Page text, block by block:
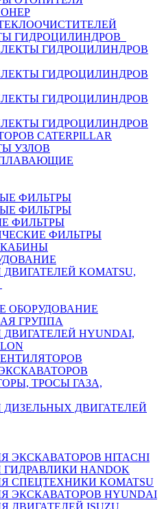
ГИДРОЦИЛИНДРОВ
ГИДРОЦИЛИНДРОВ
ГИДРОЦИЛИНДРОВ
ГИДРОЦИЛИНДРОВ
ГИДРОЦИЛИНДРОВ
CATERPILLAR
УЗЛОВ
ФИЛЬТРЫ
ФИЛЬТРЫ
ФИЛЬТРЫ
ФИЛЬТРЫ
KOMATSU,
ОБОРУДОВАНИЕ
ГРУППА
HYUNDAI,
ТРОСЫ ГАЗА,
ДИЗЕЛЬНЫХ ДВИГАТЕЛЕЙ
ЭКСКАВАТОРОВ HITACHI
HANDOK
СПЕЦТЕХНИКИ KOMATSU
ЭКСКАВАТОРОВ HYUNDAI
ДВИГАТЕЛЕЙ ISUZU